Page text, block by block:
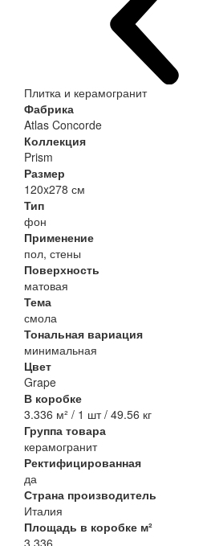
Плитка и керамогранит
Фабрика
Atlas Concorde
Коллекция
Prism
Размер
120x278 см
Тип
фон
Применение
пол, стены
Поверхность
матовая
Тема
смола
Тональная вариация
минимальная
Цвет
Grape
В коробке
3.336 м² / 1 шт / 49.56 кг
Группа товара
керамогранит
Ректифицированная
да
Страна производитель
Италия
Площадь в коробке м²